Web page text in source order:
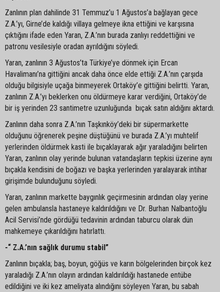
Zanlının plan dahilinde 31 Temmuz’u 1 Ağustos’a bağlayan gece
Z.A.’yı, Girne’de kaldığı villaya gelmeye ikna ettiğini ve karşısına
çıktığını ifade eden Yaran, Z.A.’nın burada zanlıyı reddettiğini ve
patronu vesilesiyle oradan ayrıldığını söyledi.
Yaran, zanlının 3 Ağustos’ta Türkiye’ye dönmek için Ercan
Havalimanı’na gittiğini ancak daha önce elde ettiği Z.A.’nın çarşıda
olduğu bilgisiyle uçağa binmeyerek Ortaköy’e gittiğini belirtti. Yaran,
zanlının Z.A.’yı beklerken onu öldürmeye karar verdiğini, Ortaköy’de
bir iş yerinden 23 santimetre uzunluğunda bıçak satın aldığını aktardı.
Zanlının daha sonra Z.A.’nın Taşkınköy’deki bir süpermarkette
olduğunu öğrenerek peşine düştüğünü ve burada Z.A.’yı muhtelif
yerlerinden öldürmek kasti ile bıçaklayarak ağır yaraladığını belirten
Yaran, zanlının olay yerinde bulunan vatandaşların tepkisi üzerine aynı
bıçakla kendisini de boğazı ve başka yerlerinden yaralayarak intihar
girişimde bulunduğunu söyledi.
Yaran, zanlının markette baygınlık geçirmesinin ardından olay yerine
gelen ambulansla hastaneye kaldırıldığını ve Dr. Burhan Nalbantoğlu
Acil Servisi’nde gördüğü tedavinin ardından taburcu olarak dün
mahkemeye çıkarıldığını hatırlattı.
-“ Z.A.’nın sağlık durumu stabil”
Zanlının bıçakla; baş, boyun, göğüs ve karın bölgelerinden birçok kez
yaraladığı Z.A.’nın olayın ardından kaldırıldığı hastanede entübe
edildiğini ve iki kez ameliyata alındığını söyleyen Yaran, bu sabah